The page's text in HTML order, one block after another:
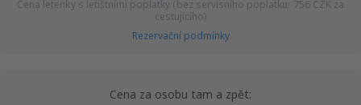
Cena letenky s letištními poplatky (bez servisního poplatku: 756 CZK za
cestujícího)
Rezervační podmínky
Cena za osobu tam a zpět: